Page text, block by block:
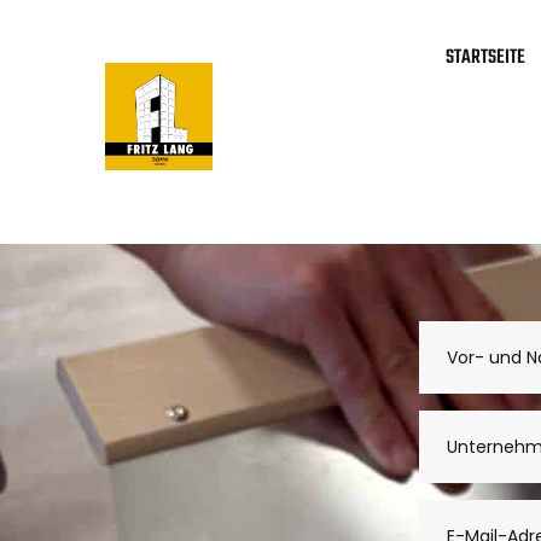
STARTSEITE